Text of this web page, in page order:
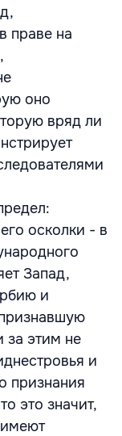
праве на
оно
вряд ли
осколки - в
Запад,
и
этим не
и
признания
это значит,
имеют